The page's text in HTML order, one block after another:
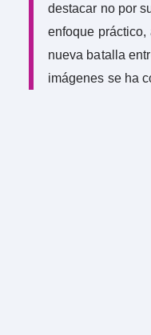
destacar no por
enfoque práctico,
nueva batalla
imágenes se ha